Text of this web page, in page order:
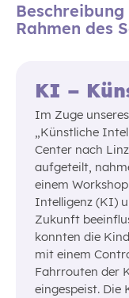
Rahmen des
KI –
Im Zuge
„Künstliche
Center nach
aufgeteilt,
einem
Intelligenz (KI)
Zukunft
konnten die
mit einem
Fahrrouten der
eingespeist. Die